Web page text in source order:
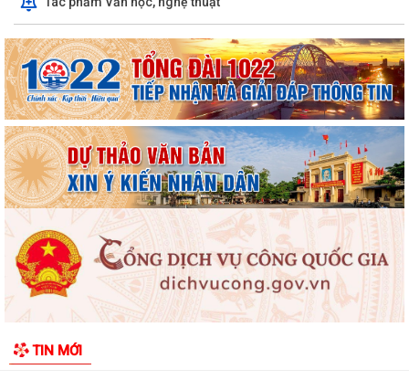
TIN MỚI
ninh đối tượng 4 năm 2026.
Thông báo tuyển chọn thực tập sinh nữ đi thực tập kỹ thuật tại Nhật
Bản, Đợt II/2026.
PHƯỜNG VIỆT HÒA TỔ CHỨC HỘI NGHỊ TỔNG KẾT NĂM HỌC 2025 -
2026, TUYÊN DƯƠNG KHEN THƯỞNG CÁC TẬP THỂ,...
ĐẢNG BỘ PHƯỜNG VIỆT HÒA HỌC TẬP, QUÁN TRIỆT NGHỊ QUYẾT HỘI
NGHỊ LẦN THỨ BA BAN CHẤP HÀNH TRUNG...
HỘI NÔNG DÂN THÀNH PHỐ HẢI PHÒNG: KIỂM TRA CÔNG TÁC HỘI VÀ
PHONG TRÀO NÔNG DÂN 6 THÁNG ĐẦU NĂM 2026...
Thông qua 24 Nghị quyết tại Kỳ họp thứ 3 (Kỳ họp thường lệ giữa năm
2026) HĐND thành phố khóa XVII
ninh cho đối tượng 4 năm 2026